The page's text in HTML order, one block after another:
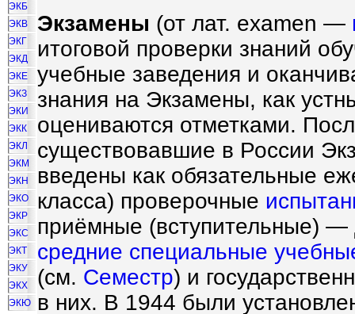
ЭКБ
ЭКВ
ЭКГ
ЭКД
ЭКЕ
ЭКЗ
ЭКИ
ЭКК
ЭКЛ
ЭКМ
ЭКН
ЭКО
ЭКР
ЭКС
ЭКТ
ЭКУ
ЭКХ
ЭКЮ
Экзамены (от лат. examen —
итоговой проверки знаний
учебные заведения и
знания на Экзамены, как
оцениваются отметками.
существовавшие в России
введены как обязательные
класса) проверочные
приёмные (вступительные)
средние специальные
(см. Семестр) и
в них. В 1944 были